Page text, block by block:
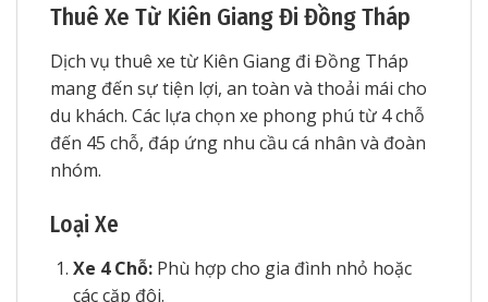
Thuê Xe Từ Kiên Giang Đi Đồng Tháp
Dịch vụ thuê xe từ Kiên Giang đi Đồng Tháp
mang đến sự tiện lợi, an toàn và thoải mái cho
du khách. Các lựa chọn xe phong phú từ 4 chỗ
đến 45 chỗ, đáp ứng nhu cầu cá nhân và đoàn
nhóm.
Loại Xe
Xe 4 Chỗ:Phù hợp cho gia đình nhỏ hoặc
các cặp đôi.